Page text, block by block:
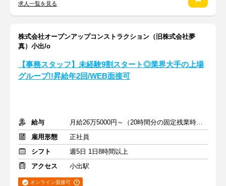
求人一覧を見る
株式会社オープンアップコンストラクション（旧株式会社夢
真）小出/o
【事務スタッフ】未経験9割スタート◎業界大手の上場
グループ!!昇給年2回/WEB面接可
給与
月給26万5000円～（20時間分の固定残業時間代を含む）
雇用形態
正社員
シフト
週5日 1日8時間以上
アクセス
小出駅
オンライン面接可